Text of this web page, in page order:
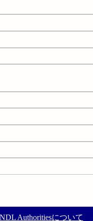
Authoritiesについて